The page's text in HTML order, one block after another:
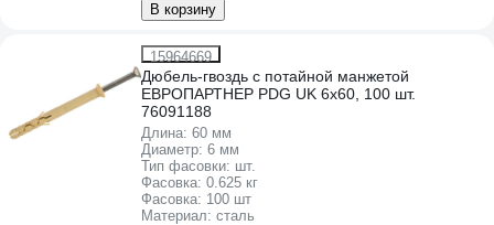
В корзину
15964669
Дюбель-гвоздь с потайной манжетой
ЕВРОПАРТНЕР PDG UK 6x60, 100 шт.
76091188
Длина: 60 мм
Диаметр: 6 мм
Тип фасовки: шт.
Фасовка: 0.625 кг
Фасовка: 100 шт
Материал: сталь